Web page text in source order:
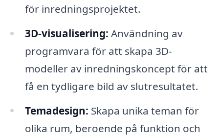
för inredningsprojektet.
3D-visualisering: Användning av
programvara för att skapa 3D-
modeller av inredningskoncept för att
få en tydligare bild av slutresultatet.
Temadesign: Skapa unika teman för
olika rum, beroende på funktion och